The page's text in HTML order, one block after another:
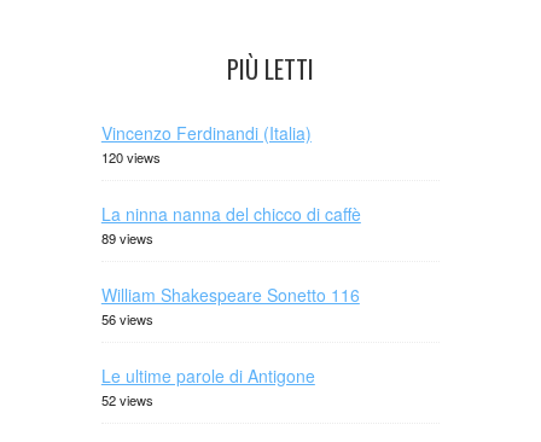
PIÙ LETTI
Vincenzo Ferdinandi (Italia)
120 views
La ninna nanna del chicco di caffè
89 views
William Shakespeare Sonetto 116
56 views
Le ultime parole di Antigone
52 views